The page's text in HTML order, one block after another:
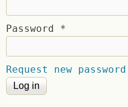
Password *
Request new password